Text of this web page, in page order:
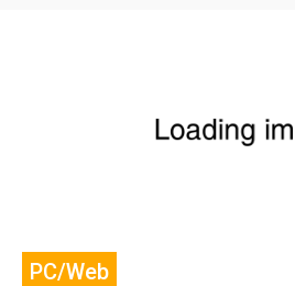
PC/Web